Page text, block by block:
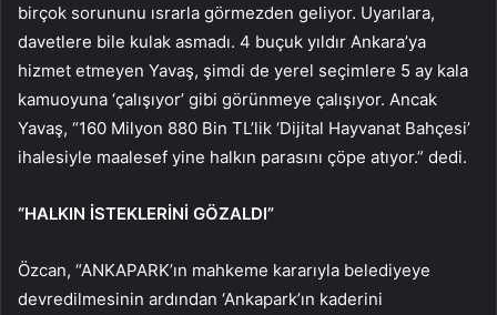
birçok sorununu ısrarla görmezden geliyor. Uyarılara,
davetlere bile kulak asmadı. 4 buçuk yıldır Ankara’ya
hizmet etmeyen Yavaş, şimdi de yerel seçimlere 5 ay kala
kamuoyuna ‘çalışıyor’ gibi görünmeye çalışıyor. Ancak
Yavaş, “160 Milyon 880 Bin TL’lik ‘Dijital Hayvanat Bahçesi’
ihalesiyle maalesef yine halkın parasını çöpe atıyor.” dedi.
“HALKIN İSTEKLERİNİ GÖZALDI”
Özcan, “ANKAPARK’ın mahkeme kararıyla belediyeye
devredilmesinin ardından ‘Ankapark’ın kaderini